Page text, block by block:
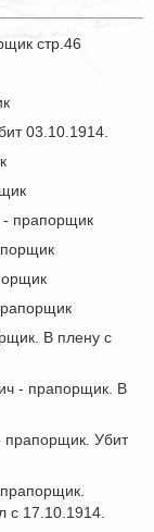
стр.46
03.10.1914.
- прапорщик
В плену с
- прапорщик. В
прапорщик. Убит
с 17.10.1914.